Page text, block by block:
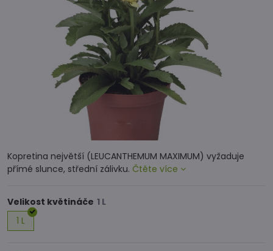
Kopretina největší (LEUCANTHEMUM MAXIMUM) vyžaduje
přímé slunce, střední zálivku. Čtěte více
Velikost květináče
1 L